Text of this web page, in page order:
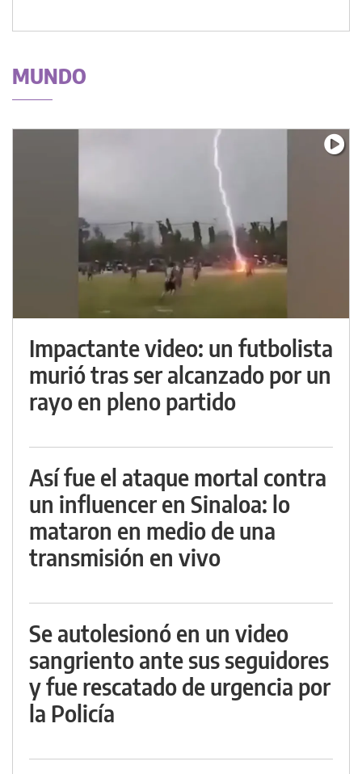
MUNDO
Impactante video: un futbolista
murió tras ser alcanzado por un
rayo en pleno partido
Así fue el ataque mortal contra
un influencer en Sinaloa: lo
mataron en medio de una
transmisión en vivo
Se autolesionó en un video
sangriento ante sus seguidores
y fue rescatado de urgencia por
la Policía